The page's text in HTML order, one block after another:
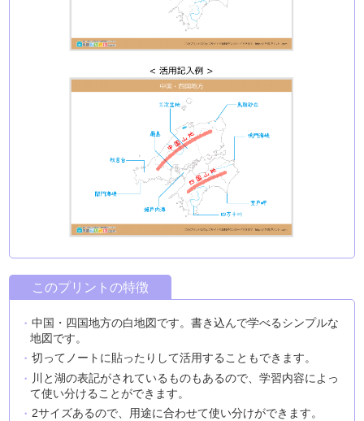
このプリントの特徴
中国・四国地方の白地図です。書き込んで学べるシンプルな
地図です。
切ってノートに貼ったりして活用することもできます。
川と湖の表記がされているものもあるので、学習内容によっ
て使い分けることができます。
2サイズあるので、用途に合わせて使い分けができます。